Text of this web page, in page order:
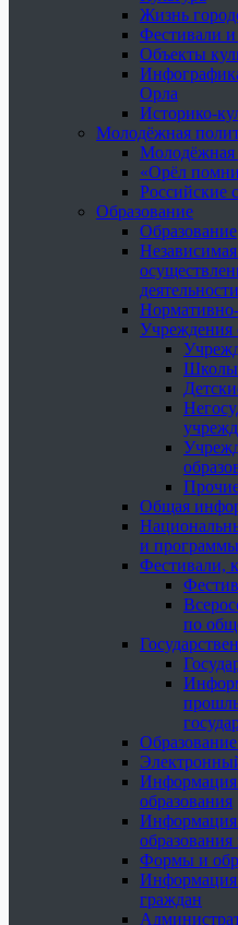
Жизнь
Фестивали
Объекты
Орла
Историко-
Молодёжная
Молодёжная
«Орёл
Российские
Образование
Образование
Учреждения
Школы
Общая
и
Фестивали,
по
Информация
образования
Информация
Формы и
Информация
граждан